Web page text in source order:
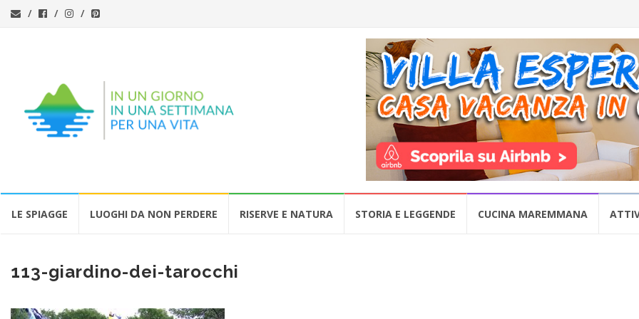
LE SPIAGGE LUOGHI DA NON PERDERE RISERVE E NATURA STORIA E LEGGENDE CUCINA MAREMMANA
113-giardino-dei-tarocchi